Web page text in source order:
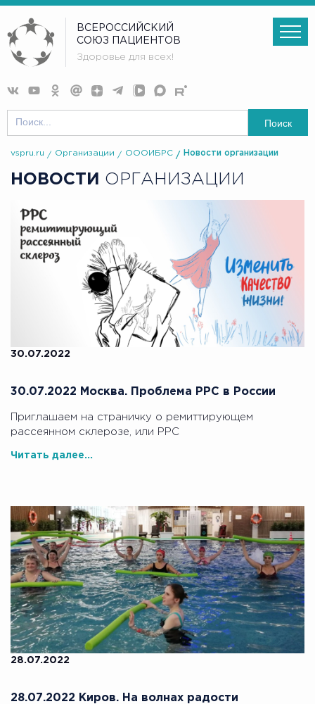
ВСЕРОССИЙСКИЙ
СОЮЗ ПАЦИЕНТОВ
Здоровье для всех!
Поиск
vspru.ru Организации ОООИБРС Новости организации
НОВОСТИ ОРГАНИЗАЦИИ
30.07.2022
30.07.2022 Москва. Проблема РРС в России
Приглашаем на страничку о ремиттирующем
рассеянном склерозе, или РРС
Читать далее...
28.07.2022
28.07.2022 Киров. На волнах радости